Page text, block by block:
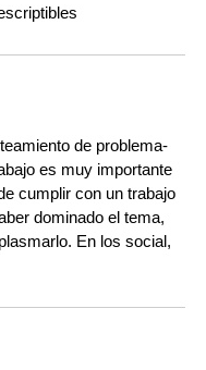
de problema-
es muy importante
cumplir con un trabajo
dominado el tema,
En los social,